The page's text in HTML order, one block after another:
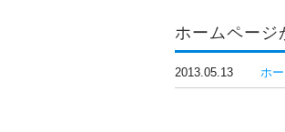
ホームページ
2013.05.13 ホ